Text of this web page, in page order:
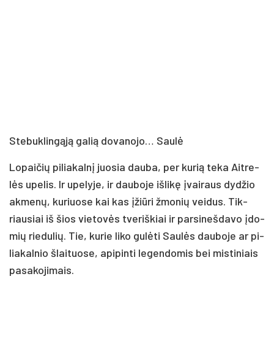
Ste­buk­lin­gą­ją ga­lią do­va­no­jo… Sau­lė
Lo­pai­čių pi­lia­kal­nį juo­sia dau­ba, per ku­rią te­ka Ait­re­
lės upe­lis. Ir upe­ly­je, ir dau­bo­je iš­li­kę įvai­raus dy­džio
ak­me­nų, ku­riuo­se kai kas įžiū­ri žmo­nių vei­dus. Tik­
riau­siai iš šios vie­to­vės tve­riš­kiai ir par­si­neš­da­vo įdo­
mių rie­du­lių. Tie, ku­rie li­ko gu­lė­ti Sau­lės dau­bo­je ar pi­
lia­kal­nio šlai­tuo­se, api­pin­ti le­gen­do­mis bei mis­ti­niais
pa­sa­ko­ji­mais.